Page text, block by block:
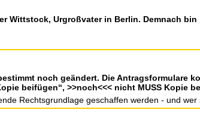
Wittstock, Urgroßvater in Berlin. Demnach
noch geändert. Die Antragsformulare
beifügen“, >>noch<<< nicht MUSS Kopie
Rechtsgrundlage geschaffen werden - und